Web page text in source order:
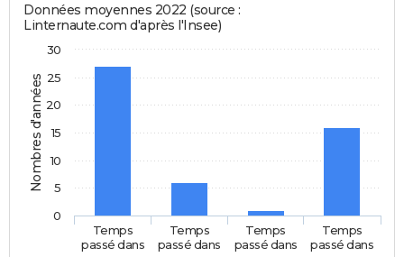
Nombres d'années
Données moyennes 2022 (source :
Linternaute.com d'après l'Insee)
Temps
passé dans
Temps
passé dans
Temps
passé dans
Temps
passé dans
0
5
10
15
20
25
30